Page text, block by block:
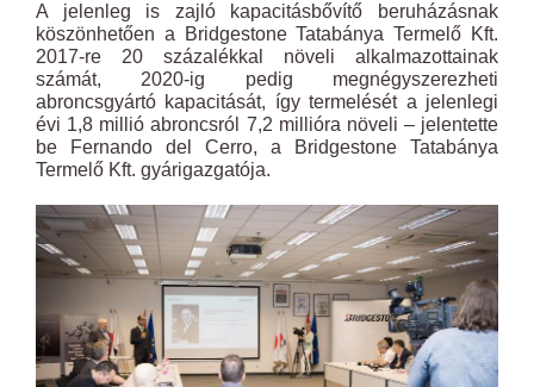
A jelenleg is zajló kapacitásbővítő beruházásnak
köszönhetően a Bridgestone Tatabánya Termelő Kft.
2017-re 20 százalékkal növeli alkalmazottainak
számát, 2020-ig pedig megnégyszerezheti
abroncsgyártó kapacitását, így termelését a jelenlegi
évi 1,8 millió abroncsról 7,2 millióra növeli – jelentette
be Fernando del Cerro, a Bridgestone Tatabánya
Termelő Kft. gyárigazgatója.